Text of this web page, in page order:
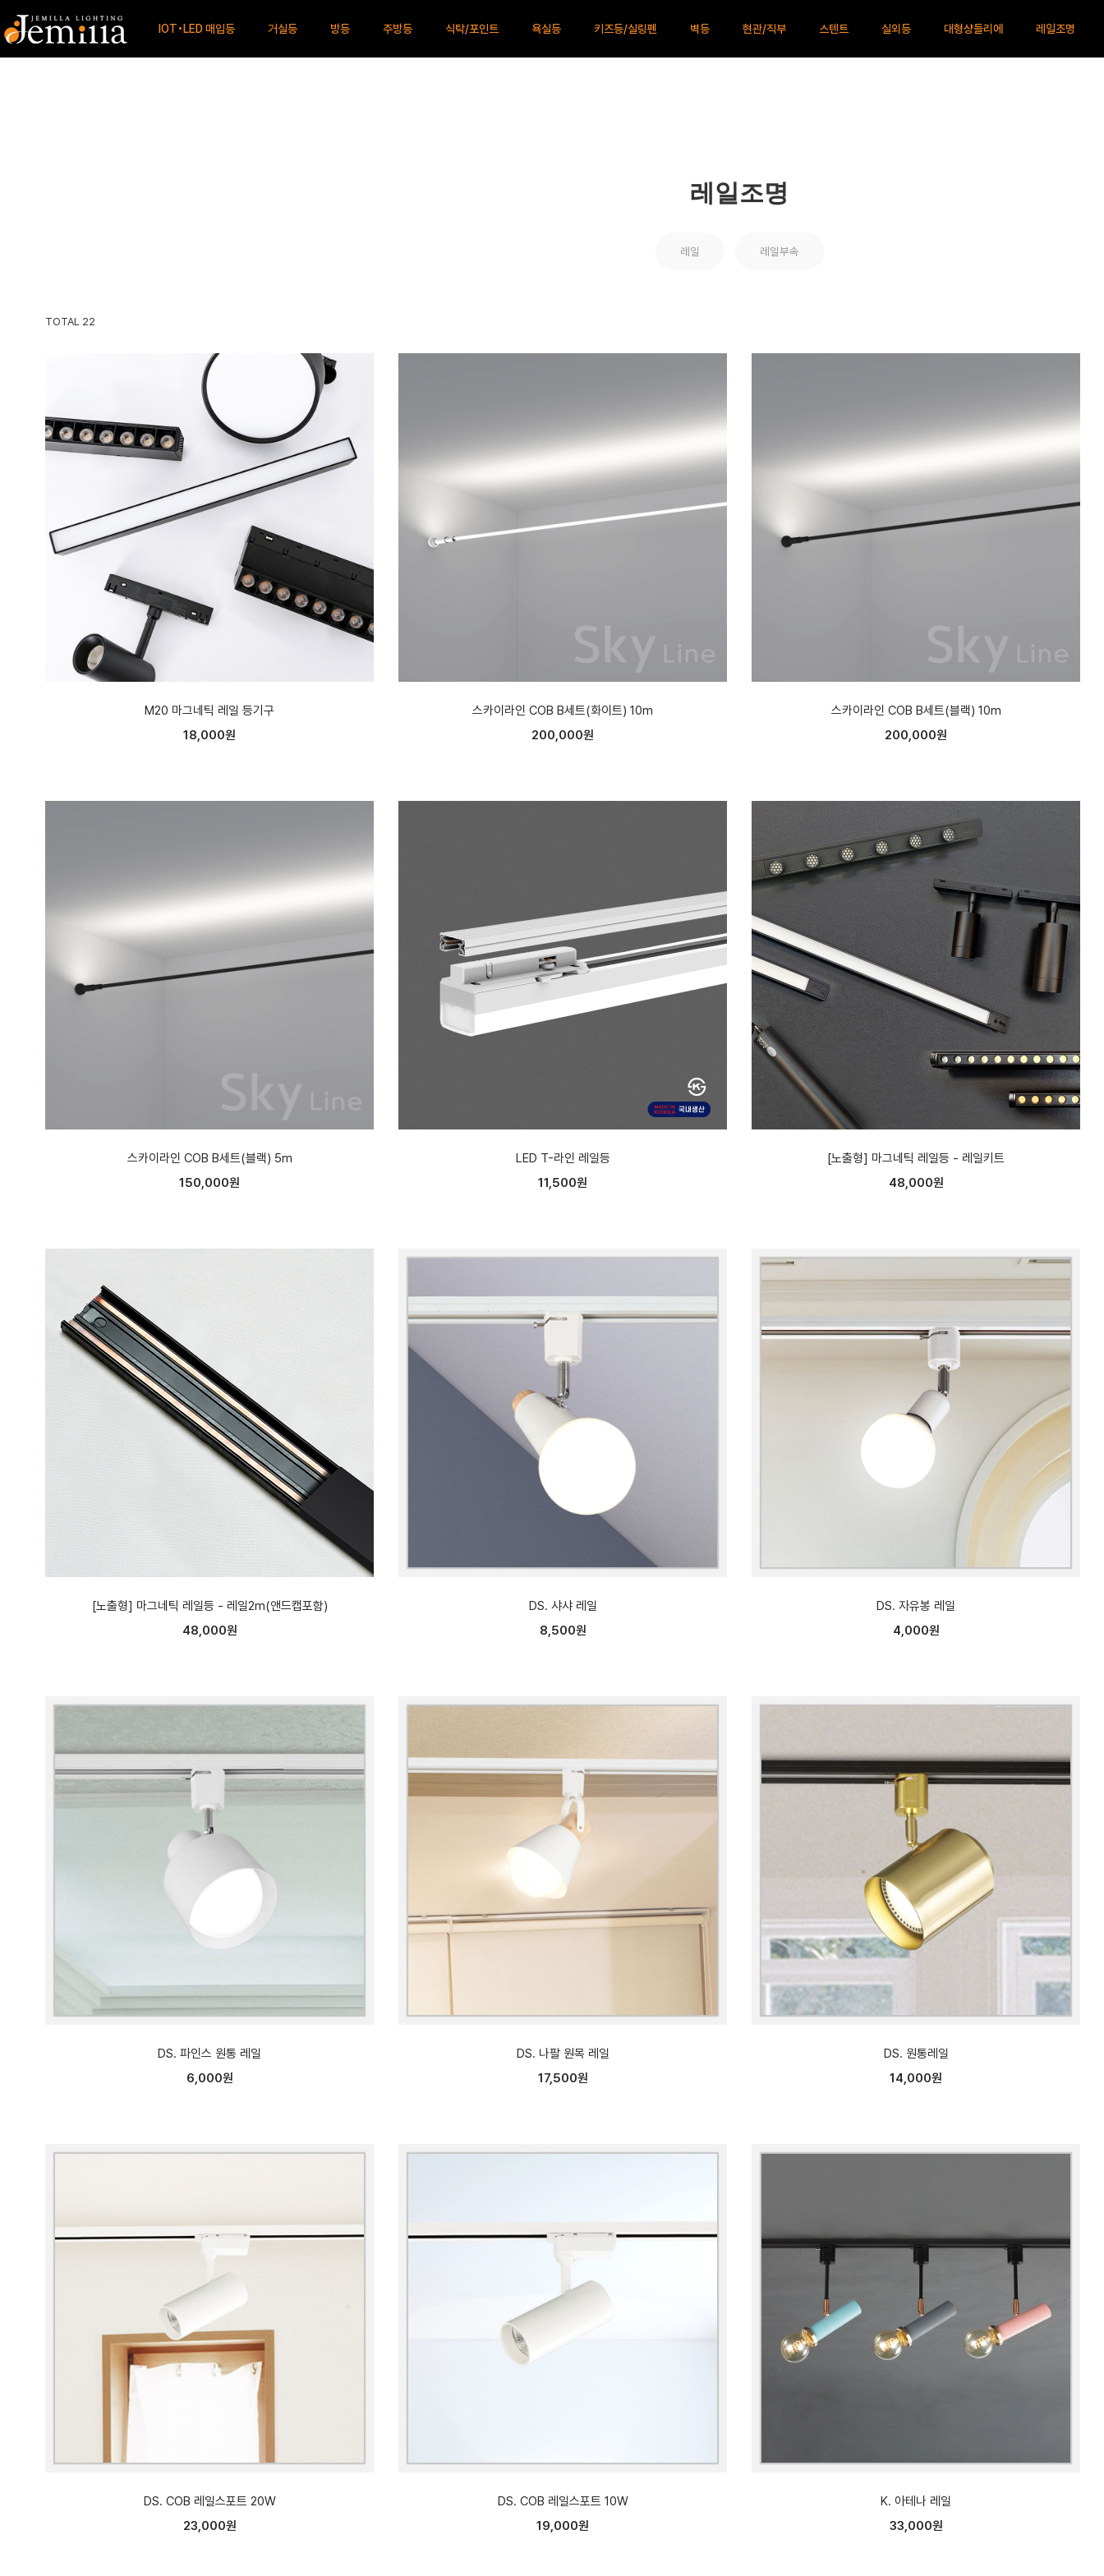
IOT•LED 매입등 거실등 방등 주방등 식탁/포인트 욕실등 키즈등/실링펜 벽등 현관/직부 스텐트 실외등 대형샹들리에 레일조명
레일조명
레일 레일부속
TOTAL 22
M20 마그네틱 레일 등기구
18,000원
스카이라인 COB B세트(화이트) 10m
200,000원
스카이라인 COB B세트(블랙) 10m
200,000원
스카이라인 COB B세트(블랙) 5m
150,000원
LED T-라인 레일등
11,500원
[노출형] 마그네틱 레일등 - 레일키트
48,000원
[노출형] 마그네틱 레일등 - 레일2m(앤드캡포함)
48,000원
DS. 샤샤 레일
8,500원
DS. 자유봉 레일
4,000원
DS. 파인스 원통 레일
6,000원
DS. 나팔 원목 레일
17,500원
DS. 원통레일
14,000원
DS. COB 레일스포트 20W
23,000원
DS. COB 레일스포트 10W
19,000원
K. 아테나 레일
33,000원